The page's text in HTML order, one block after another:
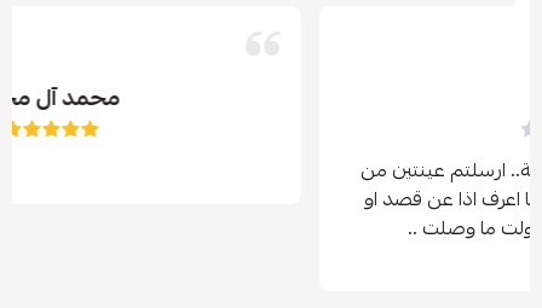
من
او
محمد آل محي